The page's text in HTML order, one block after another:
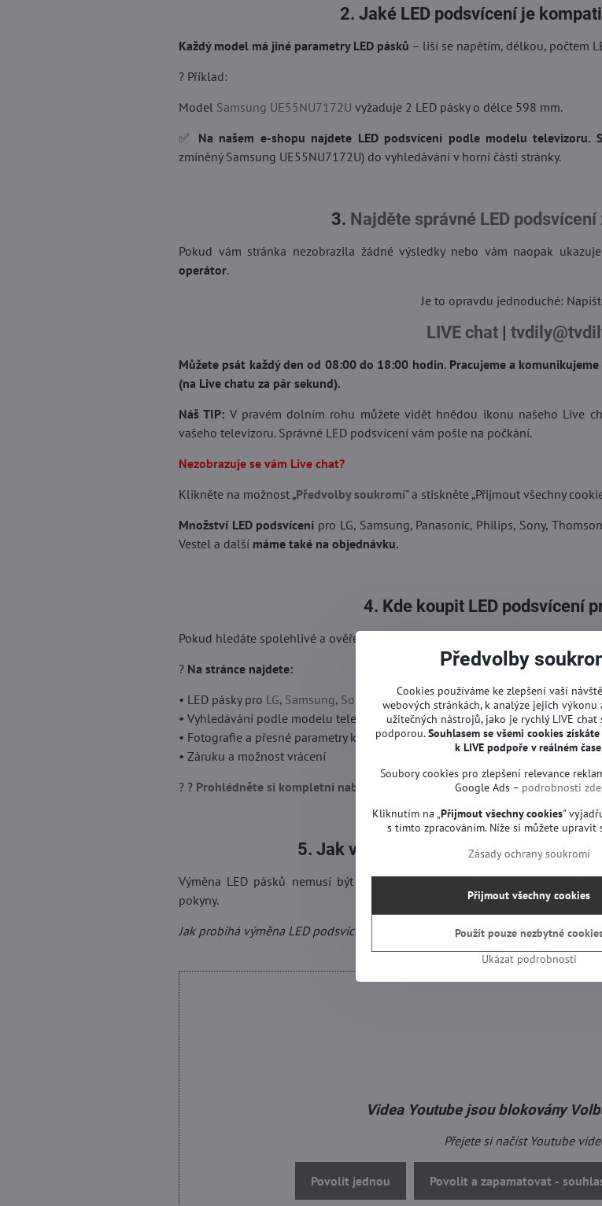
2. Jaké LED podsvícení je
Každý model má jiné parametry LED pásků – liší se napětím, délkou, počtem
? Příklad:
Model Samsung UE55NU7172U vyžaduje 2 LED pásky o délce 598 mm.
✅ Na našem e-shopu najdete LED podsvícení podle modelu televizoru.
zmíněný Samsung UE55NU7172U) do vyhledávání v horní části stránky.
3. Najděte správné LED podsvícení
Pokud vám stránka nezobrazila žádné výsledky nebo vám naopak
operátor.
Je to opravdu jednoduché:
LIVE chat |
Můžete psát každý den od 08:00 do 18:00 hodin. Pracujeme a
(na Live chatu za pár sekund).
Náš TIP: V pravém dolním rohu můžete vidět hnědou ikonu našeho Live
vašeho televizoru. Správné LED podsvícení vám pošle na počkání.
Nezobrazuje se vám Live chat?
Klikněte na možnost „Předvolby soukromí" a stiskněte „Přijmout všechny
Množství LED podsvícení pro LG, Samsung, Panasonic, Philips, Sony,
Vestel a další máme také na objednávku.
4. Kde koupit LED podsvícení
Pokud hledáte spolehlivé a ověřené LED podsvícení, v našem e-shopu
? Na stránce najdete:
• LED pásky pro LG, Samsung, Sony Philips,Thomson - TCLadalší
• Vyhledávání podle modelu televizoru
• Fotografie a přesné parametry každého LED pásku
• Záruku a možnost vrácení
? ? Prohlédněte si kompletní nabídku našeho LED podsvícení.
5. Jak vyměnit LED podsvícení –
Výměna LED pásků nemusí být složitá, pokud máte základní technické
pokyny.
Jak probíhá výměna LED podsvícení na 32" televizoru LG? Podívejte se na video
Videa Youtube jsou blokovány
Přejete si načíst Youtube
Povolit jednou Povolit a zapamatovat -
Předvolby
Cookies používáme ke zlepšení vaší
webových stránkách, k analýze jejich výkonu
užitečných nástrojů, jako je rychlý LIVE chat
podporou.Souhlasem se všemi cookies
k LIVE podpoře v reálném
Soubory cookies pro zlepšení relevance
Google Ads – podrobnosti zde
Kliknutím na „Přijmout všechny cookies"
s tímto zpracováním. Níže si můžete upravit
Zásady ochrany soukromí
Ukázat podrobnosti
Přijmout všechny cookies
Použít pouze nezbytné